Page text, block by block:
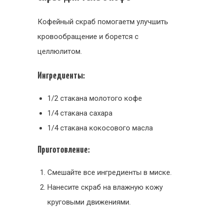
Кофейный скраб помогаетм улучшить
кровообращение и борется с
целлюлитом.
Ингредиенты:
1/2 стакана молотого кофе
1/4 стакана сахара
1/4 стакана кокосового масла
Приготовление:
Смешайте все ингредиенты в миске.
Нанесите скраб на влажную кожу
круговыми движениями.